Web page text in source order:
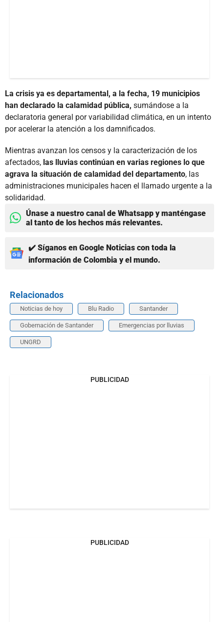
La crisis ya es departamental, a la fecha, 19 municipios
han declarado la calamidad pública, sumándose a la
declaratoria general por variabilidad climática, en un intento
por acelerar la atención a los damnificados.
Mientras avanzan los censos y la caracterización de los
afectados, las lluvias continúan en varias regiones lo que
agrava la situación de calamidad del departamento, las
administraciones municipales hacen el llamado urgente a la
solidaridad.
Únase a nuestro canal de Whatsapp y manténgase
al tanto de los hechos más relevantes.
✔️ Síganos en Google Noticias con toda la
información de Colombia y el mundo.
Relacionados
Noticias de hoy Blu Radio Santander
Gobernación de Santander Emergencias por lluvias
UNGRD
PUBLICIDAD
PUBLICIDAD